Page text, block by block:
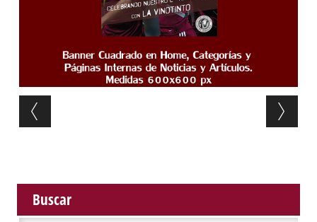
Post navigation
Buscar